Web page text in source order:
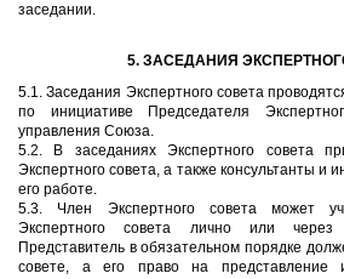
заседании.
5. ЗАСЕДАНИЯ
5.1. Заседания Экспертного совета
по инициативе Председателя
управления Союза.
5.2. В заседаниях Экспертного совета
Экспертного совета, а также консультанты и
его работе.
5.3. Член Экспертного совета может
Экспертного совета лично или через
Представитель в обязательном порядке
совете, а его право на представление